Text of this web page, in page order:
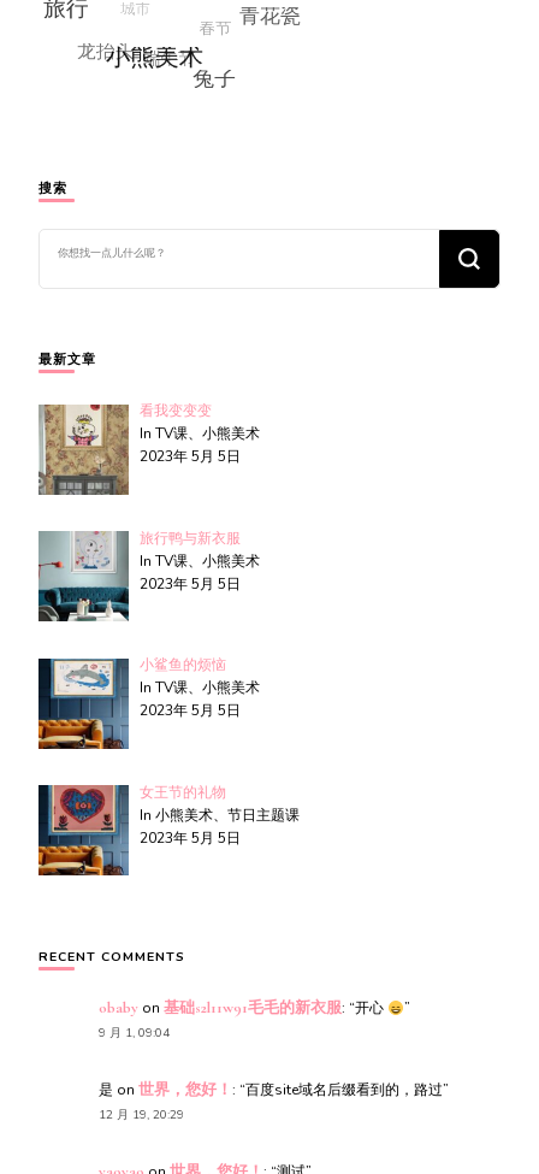
搜索
么
吗?
最新文章
看我变变变
In TV课、小熊美术
2023年 5月 5日
旅行鸭与新衣服
In TV课、小熊美术
2023年 5月 5日
小鲨鱼的烦恼
In TV课、小熊美术
2023年 5月 5日
女王节的礼物
In 小熊美术、节日主题课
2023年 5月 5日
RECENT COMMENTS
obaby on 基础s2l11w91毛毛的新衣服: “开心 ”
9 月 1, 09:04
是 on 世界，您好！ : “百度site域名后缀看到的，路过”
12 月 19, 20:29